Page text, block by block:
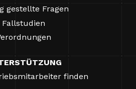
gestellte Fragen
Fallstudien
finden